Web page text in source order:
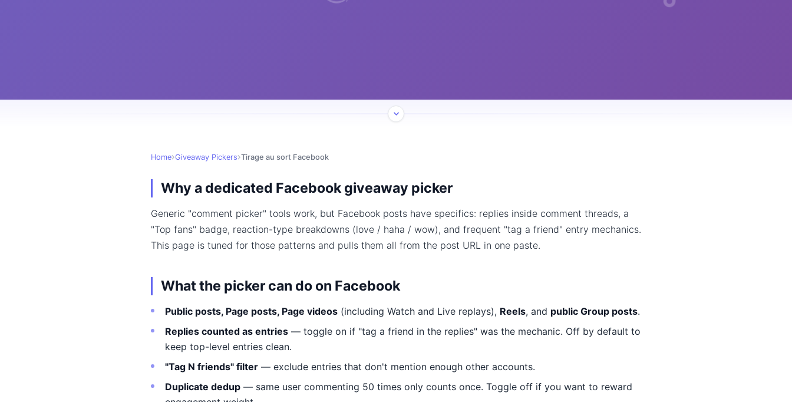
Home Giveaway Pickers Tirage au sort Facebook
Why a dedicated Facebook giveaway picker
Generic "comment picker" tools work, but Facebook posts have specifics: replies inside comment threads, a
"Top fans" badge, reaction-type breakdowns (love / haha / wow), and frequent "tag a friend" entry mechanics.
This page is tuned for those patterns and pulls them all from the post URL in one paste.
What the picker can do on Facebook
Public posts, Page posts, Page videos (including Watch and Live replays), Reels, and public Group posts.
Replies counted as entries — toggle on if "tag a friend in the replies" was the mechanic. Off by default to
keep top-level entries clean.
"Tag N friends" filter — exclude entries that don't mention enough other accounts.
Duplicate dedup — same user commenting 50 times only counts once. Toggle off if you want to reward